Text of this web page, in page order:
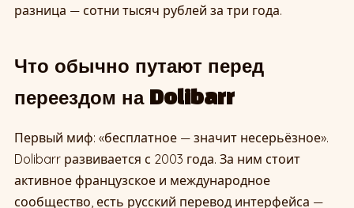
разница — сотни тысяч рублей за три года.
Что обычно путают перед
переездом на Dolibarr
Первый миф: «бесплатное — значит несерьёзное».
Dolibarr развивается с 2003 года. За ним стоит
активное французское и международное
сообщество, есть русский перевод интерфейса —